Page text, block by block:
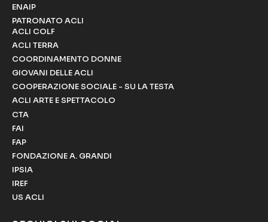
ENAIP
PATRONATO ACLI
ACLI COLF
ACLI TERRA
COORDINAMENTO DONNE
GIOVANI DELLE ACLI
COOPERAZIONE SOCIALE - SU LA TESTA
ACLI ARTE E SPETTACOLO
CTA
FAI
FAP
FONDAZIONE A. GRANDI
IPSIA
IREF
US ACLI